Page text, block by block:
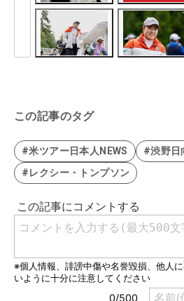
この記事のタグ
#米ツアー日本人NEWS
#渋野日
#レクシー・トンプソン